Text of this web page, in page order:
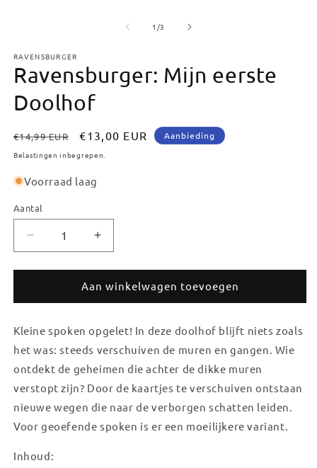
1 /van
3
RAVENSBURGER
Ravensburger: Mijn eerste
Doolhof
Normale
prijs
€14,99 EUR Aanbiedingsprijs
€13,00 EUR Aanbieding
Belastingen inbegrepen.
Voorraad laag
Aantal
Aantal
Aantal
verlagen
voor
Ravensburger:
Mijn
Doolhof
Aantal
verhogen
voor
Ravensburger:
Mijn
Doolhof
Aan winkelwagen toevoegen
Kleine spoken opgelet! In deze doolhof blijft niets zoals
het was: steeds verschuiven de muren en gangen. Wie
ontdekt de geheimen die achter de dikke muren
verstopt zijn? Door de kaartjes te verschuiven ontstaan
nieuwe wegen die naar de verborgen schatten leiden.
Voor geoefende spoken is er een moeilijkere variant.
Inhoud: